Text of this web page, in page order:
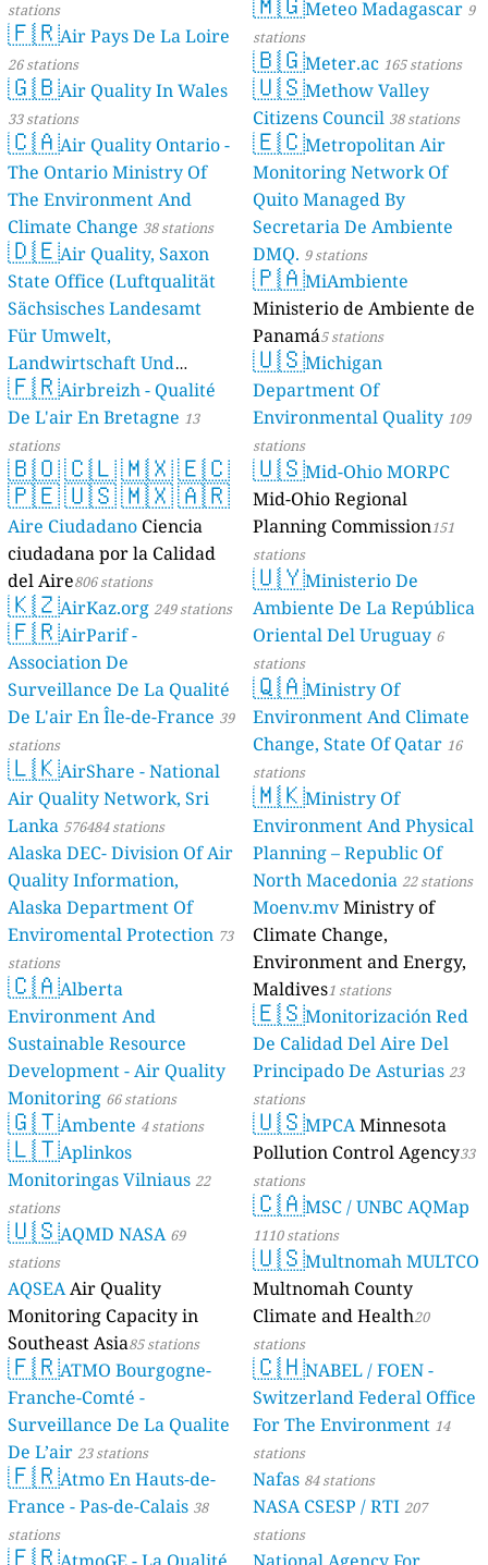
stations
🇫🇷Air Pays De La Loire
26 stations
🇬🇧Air Quality In Wales
33 stations
🇨🇦Air Quality Ontario -
The Ontario Ministry Of
The Environment And
Climate Change 38 stations
🇩🇪Air Quality, Saxon
State Office (Luftqualität
Sächsisches Landesamt
Für Umwelt,
Landwirtschaft Und
Geologie) 50 stations
🇫🇷Airbreizh - Qualité
De L'air En Bretagne 13
stations
🇧🇴🇨🇱🇲🇽🇪🇨
🇵🇪🇺🇸🇲🇽🇦🇷
Aire Ciudadano Ciencia
ciudadana por la Calidad
del Aire806 stations
🇰🇿AirKaz.org 249 stations
🇫🇷AirParif -
Association De
Surveillance De La Qualité
De L'air En Île-de-France 39
stations
🇱🇰AirShare - National
Air Quality Network, Sri
Lanka 576484 stations
Alaska DEC- Division Of Air
Quality Information,
Alaska Department Of
Enviromental Protection 73
stations
🇨🇦Alberta
Environment And
Sustainable Resource
Development - Air Quality
Monitoring 66 stations
🇬🇹Ambente 4 stations
🇱🇹Aplinkos
Monitoringas Vilniaus 22
stations
🇺🇸AQMD NASA 69
stations
AQSEAAir Quality
Monitoring Capacity in
Southeast Asia85 stations
🇫🇷ATMO Bourgogne-
Franche-Comté -
Surveillance De La Qualite
De L’air 23 stations
🇫🇷Atmo En Hauts-de-
France - Pas-de-Calais 38
stations
🇫🇷
Meteo Madagascar 9
stations
🇧🇬Meter.ac 165 stations
🇺🇸Methow Valley
Citizens Council 38 stations
🇪🇨Metropolitan Air
Monitoring Network Of
Quito Managed By
Secretaria De Ambiente
DMQ. 9 stations
🇵🇦MiAmbiente
Ministerio de Ambiente de
Panamá5 stations
🇺🇸Michigan
Department Of
Environmental Quality 109
stations
🇺🇸Mid-Ohio MORPC
Mid-Ohio Regional
Planning Commission151
stations
🇺🇾Ministerio De
Ambiente De La República
Oriental Del Uruguay 6
stations
🇶🇦Ministry Of
Environment And Climate
Change, State Of Qatar 16
stations
🇲🇰Ministry Of
Environment And Physical
Planning – Republic Of
North Macedonia 22 stations
Moenv.mvMinistry of
Climate Change,
Environment and Energy,
Maldives1 stations
🇪🇸Monitorización Red
De Calidad Del Aire Del
Principado De Asturias 23
stations
🇺🇸MPCAMinnesota
Pollution Control Agency33
stations
🇨🇦MSC / UNBC AQMap
1110 stations
🇺🇸Multnomah MULTCO
Multnomah County
Climate and Health20
stations
🇨🇭NABEL / FOEN -
Switzerland Federal Office
For The Environment 14
stations
Nafas 84 stations
NASA CSESP / RTI 207
stations